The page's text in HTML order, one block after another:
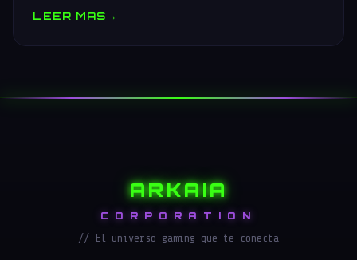
LEER MAS→
ARKAIA
CORPORATION
// El universo gaming que te conecta